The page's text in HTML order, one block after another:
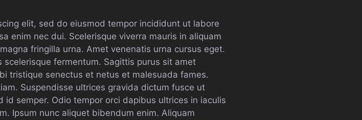
elit, sed do eiusmod tempor incididunt ut labore
enim nec dui. Scelerisque viverra mauris in aliquam
fringilla urna. Amet venenatis urna cursus eget.
fermentum. Sagittis purus sit amet
tristique senectus et netus et malesuada fames.
Suspendisse ultrices gravida dictum fusce ut
id semper. Odio tempor orci dapibus ultrices in iaculis
Ipsum nunc aliquet bibendum enim. Aliquam